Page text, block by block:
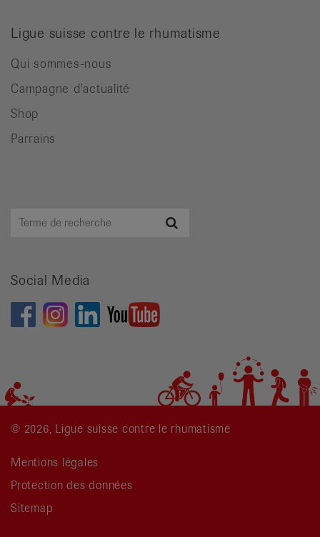
Ligue suisse contre le rhumatisme
Qui sommes-nous
Campagne d'actualité
Shop
Parrains
Terme
Social Media
© 2026, Ligue suisse contre le rhumatisme
Mentions légales
Protection des données
Sitemap